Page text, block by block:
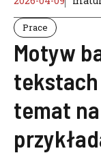
Prace
Motyw
temat